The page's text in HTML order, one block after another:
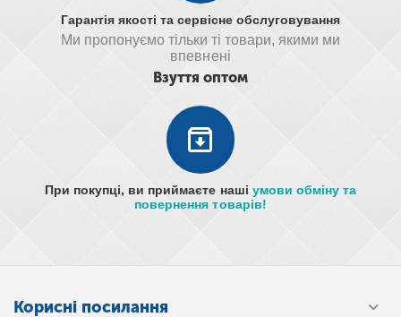
Гарантія якості та сервісне обслуговування
Ми пропонуємо тільки ті товари, якими ми
впевнені
Взуття оптом
При покупці, ви приймаєте наші умови обміну та
повернення товарів!
Корисні посилання